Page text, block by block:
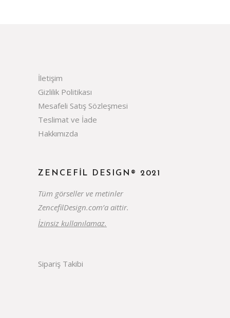
İletişim
Gizlilik Politikası
Mesafeli Satış Sözleşmesi
Teslimat ve İade
Hakkımızda
ZENCEFIL DESIGN® 2021
Tüm görseller ve metinler
ZencefilDesign.com’a aittir.
İzinsiz kullanılamaz.
Sipariş Takibi